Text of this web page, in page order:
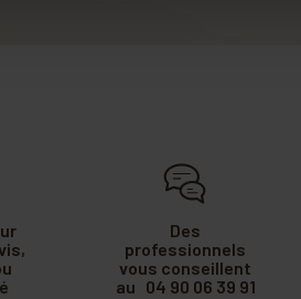
Des
professionnels
vous conseillent
au 04 90 06 39 91